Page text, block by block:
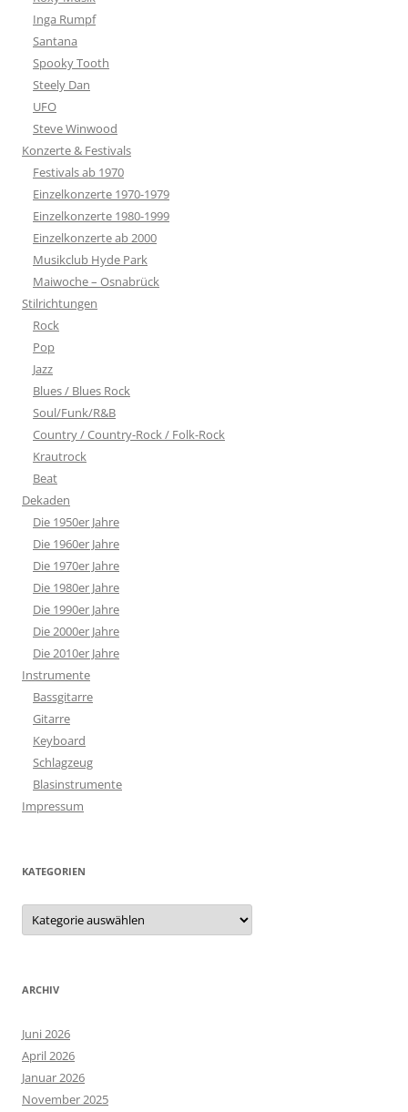
Inga Rumpf
Santana
Spooky Tooth
Steely Dan
UFO
Steve Winwood
Konzerte & Festivals
Festivals ab 1970
Einzelkonzerte 1970-1979
Einzelkonzerte 1980-1999
Einzelkonzerte ab 2000
Musikclub Hyde Park
Maiwoche – Osnabrück
Stilrichtungen
Rock
Pop
Jazz
Blues / Blues Rock
Soul/Funk/R&B
Country / Country-Rock / Folk-Rock
Krautrock
Beat
Dekaden
Die 1950er Jahre
Die 1960er Jahre
Die 1970er Jahre
Die 1980er Jahre
Die 1990er Jahre
Die 2000er Jahre
Die 2010er Jahre
Instrumente
Bassgitarre
Gitarre
Keyboard
Schlagzeug
Blasinstrumente
Impressum
KATEGORIEN
Kategorien
ARCHIV
Juni 2026
April 2026
Januar 2026
November 2025